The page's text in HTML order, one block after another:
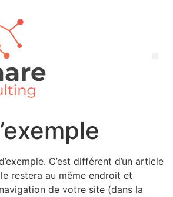
C’est différent d’un article
restera au même endroit et
de votre site (dans la